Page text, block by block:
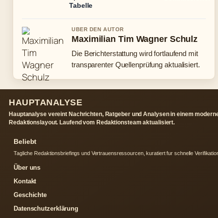
Tabelle
UBER DEN AUTOR
Maximilian Tim Wagner Schulz
Die Berichterstattung wird fortlaufend mit
transparenter Quellenprüfung aktualisiert.
HAUPTANALYSE
Hauptanalyse vereint Nachrichten, Ratgeber und Analysen in einem
Redaktionslayout. Laufend vom Redaktionsteam aktualisiert.
Beliebt
Tagliche Redaktionsbriefings und Vertrauensressourcen, kuratiert fur schnelle
Über uns
Kontakt
Geschichte
Datenschutzerklärung